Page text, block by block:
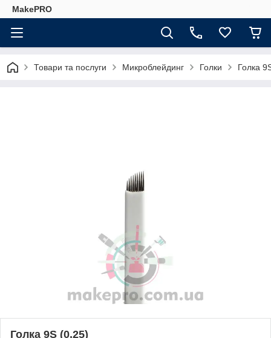
MakePRO
Товари та послуги Микроблейдинг Голки Голка
Голка 9S (0,25)